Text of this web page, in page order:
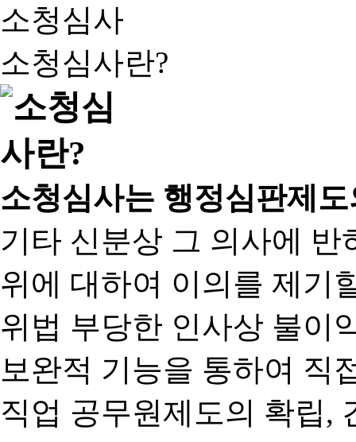
소청심사
소청심사란?
소청심사는 행정심판제
기타 신분상 그 의사에
위에 대하여 이의를 제기
위법 부당한 인사상 불이
보완적 기능을 통하여 직
직업 공무원제도의 확립,